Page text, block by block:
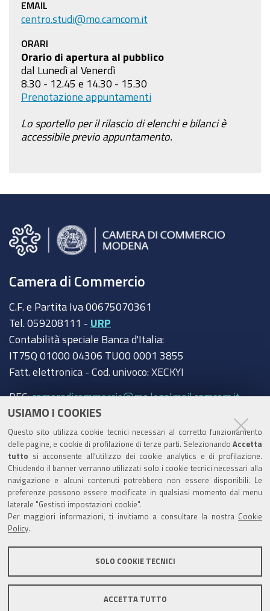
USIAMO I COOKIES
Questo sito utilizza cookie tecnici necessari al corretto funzionamento
delle pagine, e cookie di profilazione di terze parti. Selezionando Accetta
tutto si acconsente all’utilizzo dei cookie analytics e di profilazione.
Chiudendo il banner verranno utilizzati solo i cookie tecnici necessari alla
navigazione e alcuni contenuti potrebbero non essere disponibili. Le
preferenze possono essere modificate in qualsiasi momento dal menu
laterale "Gestisci impostazioni cookie".
Per maggiori informazioni, ti invitiamo a consultare la nostra Cookie
Policy
SOLO COOKIE TECNICI
ACCETTA TUTTO
EMAIL
centro.studi@mo.camcom.it
ORARI
Orario di apertura al pubblico
dal Lunedì al Venerdì
8.30 - 12.45 e 14.30 - 15.30
Prenotazione appuntamenti
Lo sportello per il rilascio di elenchi e bilanci è
accessibile previo appuntamento.
Camera di Commercio
C.F. e Partita Iva 00675070361
Tel. 059208111 - URP
Contabilità speciale Banca d'Italia:
IT75Q 01000 04306 TU00 0001 3855
Fatt. elettronica - Cod. univoco: XECKYI
PEC:cameradicommercio@mo.legalmail.camcom.it
Amministrazione trasparente
Albo Camerale
Pubblicità Legale
Area riservata Amministratori
Informativa generale Informative privacy